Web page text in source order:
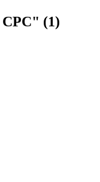
(1)